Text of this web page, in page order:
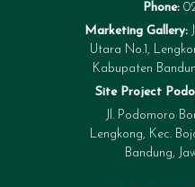
Phone:
Marketing Gallery:
Utara No.1,
Kabupaten
Site Project
Jl. Podomoro
Lengkong, Kec.
Bandung,